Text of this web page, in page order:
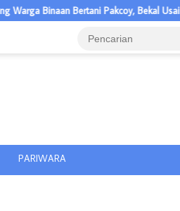
Binaan Bertani Pakcoy, Bekal Usai Bebas
PARIWARA